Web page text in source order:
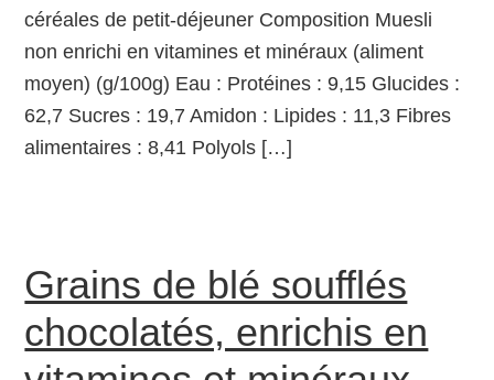
céréales de petit-déjeuner Composition Muesli
non enrichi en vitamines et minéraux (aliment
moyen) (g/100g) Eau : Protéines : 9,15 Glucides :
62,7 Sucres : 19,7 Amidon : Lipides : 11,3 Fibres
alimentaires : 8,41 Polyols […]
Grains de blé soufflés
chocolatés, enrichis en